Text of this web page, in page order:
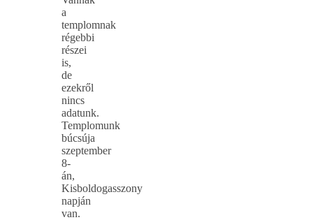
a
templomnak
régebbi
részei
is,
de
ezekről
nincs
adatunk.
Templomunk
búcsúja
szeptember
8-
án,
Kisboldogasszony
napján
van.